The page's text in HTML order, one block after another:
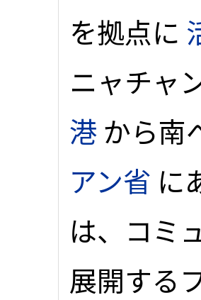
を拠点に
ニャチャ
港から南
アン省 に
は、コミ
展開する